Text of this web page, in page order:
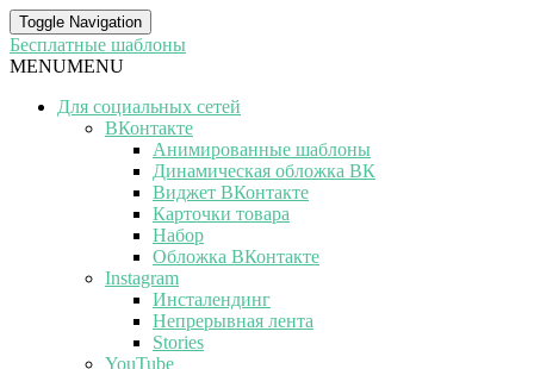
Toggle Navigation
Бесплатные шаблоны
MENUMENU
Для социальных сетей
ВКонтакте
Анимированные шаблоны
Динамическая обложка ВК
Виджет ВКонтакте
Карточки товара
Набор
Обложка ВКонтакте
Instagram
Инсталендинг
Непрерывная лента
Stories
YouTube